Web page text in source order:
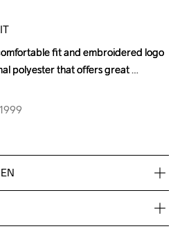
fit and embroidered logo
polyester that offers great
fit and embroidered logo
polyester that offers great